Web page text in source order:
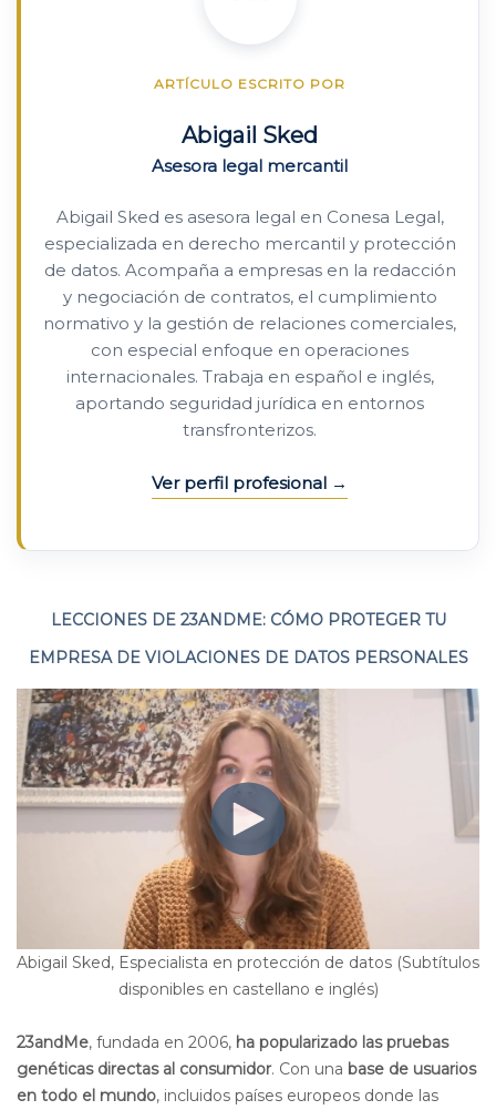
ARTÍCULO ESCRITO POR
Abigail Sked
Asesora legal mercantil
Abigail Sked es asesora legal en Conesa Legal,
especializada en derecho mercantil y protección
de datos. Acompaña a empresas en la redacción
y negociación de contratos, el cumplimiento
normativo y la gestión de relaciones comerciales,
con especial enfoque en operaciones
internacionales. Trabaja en español e inglés,
aportando seguridad jurídica en entornos
transfronterizos.
Ver perfil profesional
LECCIONES DE 23ANDME: CÓMO PROTEGER TU
EMPRESA DE VIOLACIONES DE DATOS PERSONALES
Abigail Sked, Especialista en protección de datos (Subtítulos
disponibles en castellano e inglés)
23andMe, fundada en 2006, ha popularizado las pruebas
genéticas directas al consumidor. Con una base de usuarios
en todo el mundo, incluidos países europeos donde las